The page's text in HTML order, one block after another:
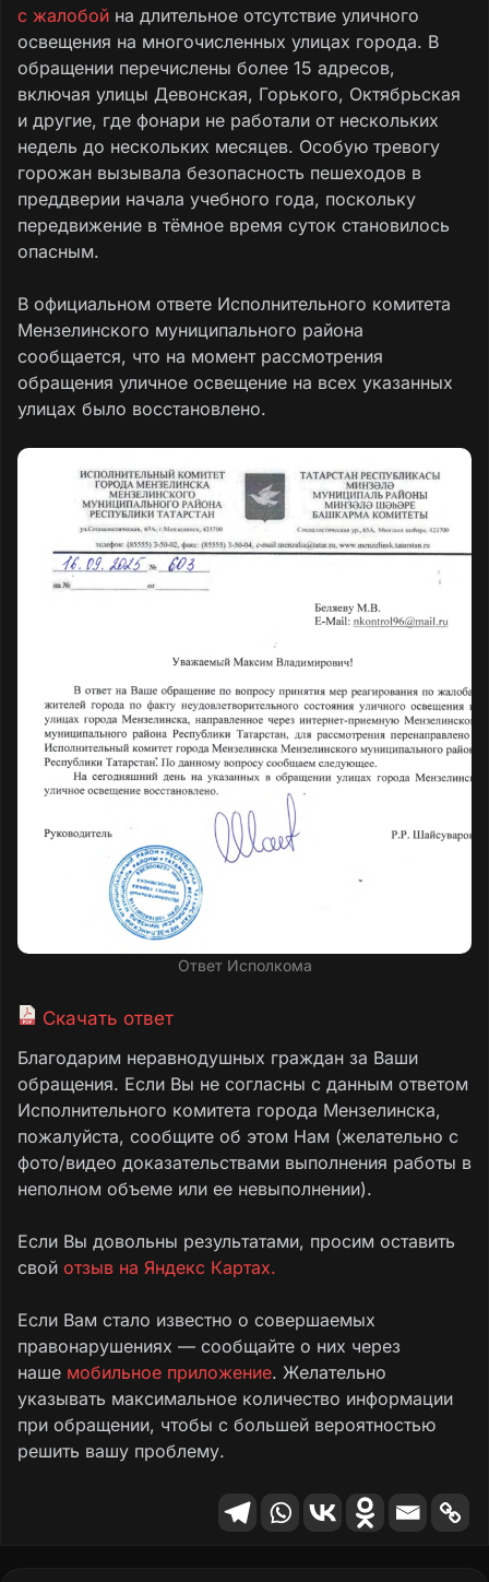
с жалобой на длительное отсутствие уличного
освещения на многочисленных улицах города. В
обращении перечислены более 15 адресов,
включая улицы Девонская, Горького, Октябрьская
и другие, где фонари не работали от нескольких
недель до нескольких месяцев. Особую тревогу
горожан вызывала безопасность пешеходов в
преддверии начала учебного года, поскольку
передвижение в тёмное время суток становилось
опасным.
В официальном ответе Исполнительного комитета
Мензелинского муниципального района
сообщается, что на момент рассмотрения
обращения уличное освещение на всех указанных
улицах было восстановлено.
Ответ Исполкома
Скачать ответ
Благодарим неравнодушных граждан за Ваши
обращения. Если Вы не согласны с данным ответом
Исполнительного комитета города Мензелинска,
пожалуйста, сообщите об этом Нам (желательно с
фото/видео доказательствами выполнения работы в
неполном объеме или ее невыполнении).
Если Вы довольны результатами, просим оставить
свой отзыв на Яндекс Картах.
Если Вам стало известно о совершаемых
правонарушениях — сообщайте о них через
наше мобильное приложение. Желательно
указывать максимальное количество информации
при обращении, чтобы с большей вероятностью
решить вашу проблему.